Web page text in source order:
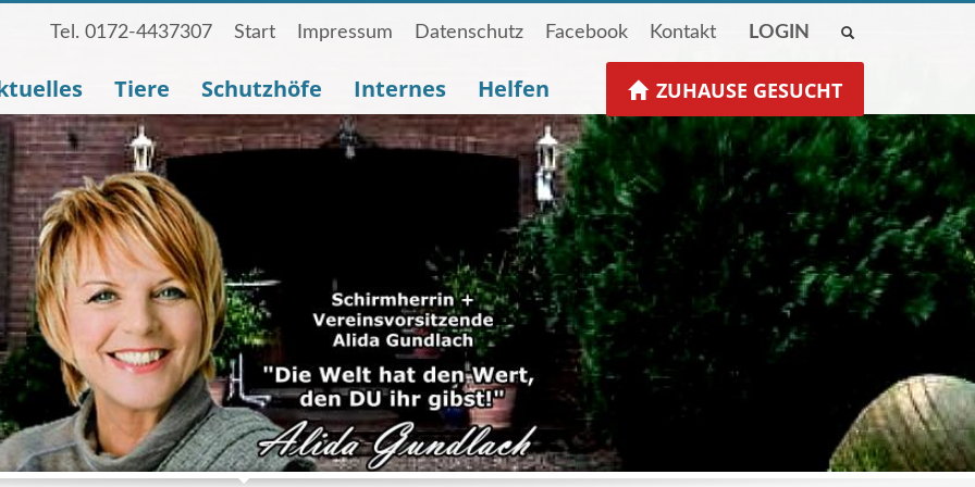
Tel. 0172-4437307 Start Impressum Datenschutz Facebook Kontakt LOGIN
Tiere Schutzhöfe Internes Helfen ZUHAUSE GESUCHT